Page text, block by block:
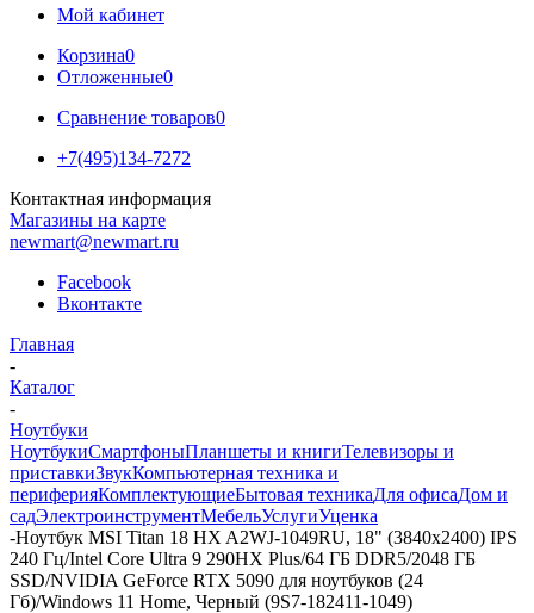
Мой кабинет
Корзина0
Отложенные0
Сравнение товаров0
+7(495)134-7272
Контактная информация
Магазины на карте
newmart@newmart.ru
Facebook
Вконтакте
Главная
-
Каталог
-
Ноутбуки
НоутбукиСмартфоныПланшеты и книгиТелевизоры и
приставкиЗвукКомпьютерная техника и
периферияКомплектующиеБытовая техникаДля офисаДом и
садЭлектроинструментМебельУслугиУценка
-Ноутбук MSI Titan 18 HX A2WJ-1049RU, 18" (3840x2400) IPS
240 Гц/Intel Core Ultra 9 290HX Plus/64 ГБ DDR5/2048 ГБ
SSD/NVIDIA GeForce RTX 5090 для ноутбуков (24
Гб)/Windows 11 Home, Черный (9S7-182411-1049)